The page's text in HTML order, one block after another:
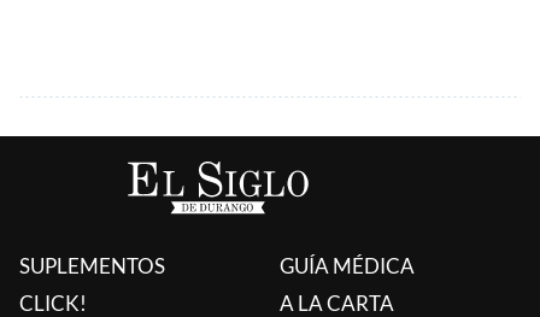
SUPLEMENTOS
CLICK!
GUÍA MÉDICA
A LA CARTA